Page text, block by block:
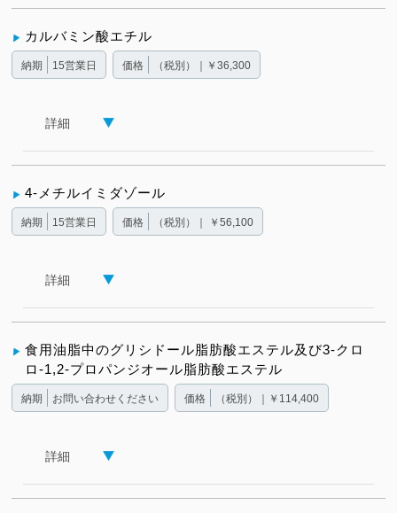
カルバミン酸エチル
納期 15営業日 価格 （税別）｜￥36,300
詳細
4-メチルイミダゾール
納期 15営業日 価格 （税別）｜ ￥56,100
詳細
食用油脂中のグリシドール脂肪酸エステル及び3-クロ
ロ-1,2-プロパンジオール脂肪酸エステル
納期 お問い合わせください 価格 （税別）｜￥114,400
詳細